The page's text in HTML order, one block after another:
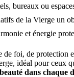
bureaux ou
de la Vierge un
et énergie
foi, de protection
idéal pour ceux
dans chaque